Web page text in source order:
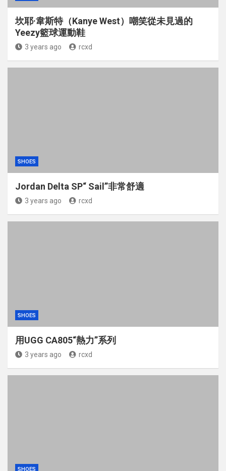
坎耶·韋斯特（Kanye West）嘲笑從未見過的
Yeezy籃球運動鞋
3 years ago rcxd
SHOES
Jordan Delta SP“ Sail”非常舒適
3 years ago rcxd
SHOES
用UGG CA805“熱力”系列
3 years ago rcxd
SHOES